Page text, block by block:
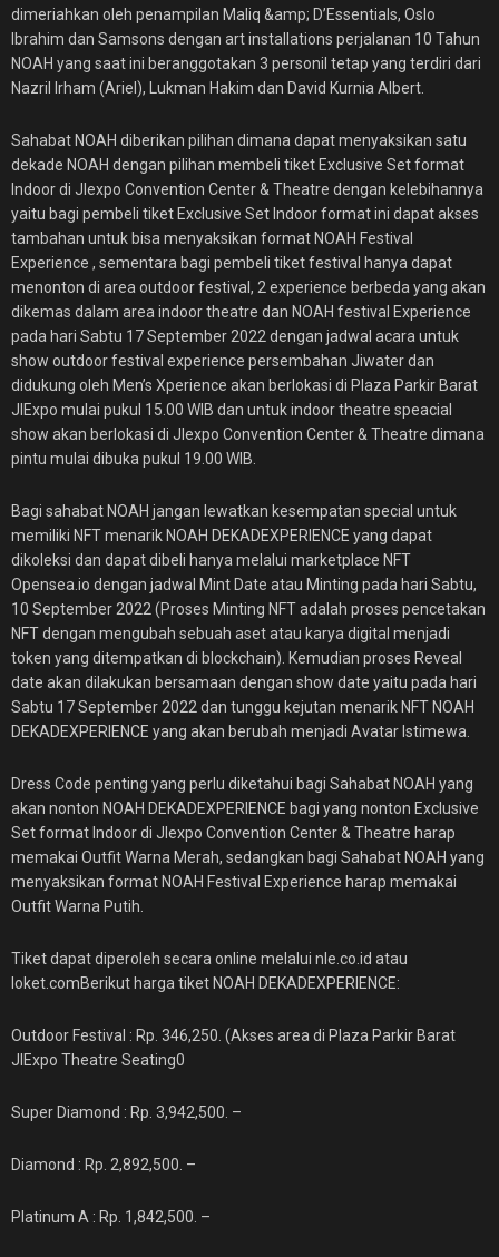
dimeriahkan oleh penampilan Maliq &amp; D’Essentials, Oslo
Ibrahim dan Samsons dengan art installations perjalanan 10 Tahun
NOAH yang saat ini beranggotakan 3 personil tetap yang terdiri dari
Nazril Irham (Ariel), Lukman Hakim dan David Kurnia Albert.
Sahabat NOAH diberikan pilihan dimana dapat menyaksikan satu
dekade NOAH dengan pilihan membeli tiket Exclusive Set format
Indoor di JIexpo Convention Center & Theatre dengan kelebihannya
yaitu bagi pembeli tiket Exclusive Set Indoor format ini dapat akses
tambahan untuk bisa menyaksikan format NOAH Festival
Experience , sementara bagi pembeli tiket festival hanya dapat
menonton di area outdoor festival, 2 experience berbeda yang akan
dikemas dalam area indoor theatre dan NOAH festival Experience
pada hari Sabtu 17 September 2022 dengan jadwal acara untuk
show outdoor festival experience persembahan Jiwater dan
didukung oleh Men’s Xperience akan berlokasi di Plaza Parkir Barat
JIExpo mulai pukul 15.00 WIB dan untuk indoor theatre speacial
show akan berlokasi di JIexpo Convention Center & Theatre dimana
pintu mulai dibuka pukul 19.00 WIB.
Bagi sahabat NOAH jangan lewatkan kesempatan special untuk
memiliki NFT menarik NOAH DEKADEXPERIENCE yang dapat
dikoleksi dan dapat dibeli hanya melalui marketplace NFT
Opensea.io dengan jadwal Mint Date atau Minting pada hari Sabtu,
10 September 2022 (Proses Minting NFT adalah proses pencetakan
NFT dengan mengubah sebuah aset atau karya digital menjadi
token yang ditempatkan di blockchain). Kemudian proses Reveal
date akan dilakukan bersamaan dengan show date yaitu pada hari
Sabtu 17 September 2022 dan tunggu kejutan menarik NFT NOAH
DEKADEXPERIENCE yang akan berubah menjadi Avatar Istimewa.
Dress Code penting yang perlu diketahui bagi Sahabat NOAH yang
akan nonton NOAH DEKADEXPERIENCE bagi yang nonton Exclusive
Set format Indoor di JIexpo Convention Center & Theatre harap
memakai Outfit Warna Merah, sedangkan bagi Sahabat NOAH yang
menyaksikan format NOAH Festival Experience harap memakai
Outfit Warna Putih.
Tiket dapat diperoleh secara online melalui nle.co.id atau
loket.comBerikut harga tiket NOAH DEKADEXPERIENCE:
Outdoor Festival : Rp. 346,250. (Akses area di Plaza Parkir Barat
JIExpo Theatre Seating0
Super Diamond : Rp. 3,942,500. –
Diamond : Rp. 2,892,500. –
Platinum A : Rp. 1,842,500. –